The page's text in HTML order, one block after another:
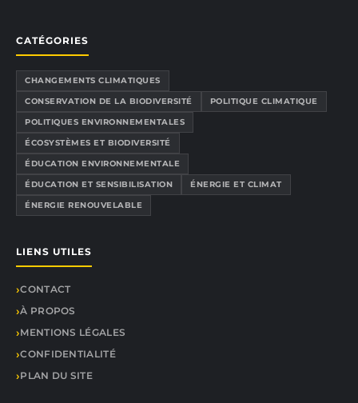
CATÉGORIES
CHANGEMENTS CLIMATIQUES
CONSERVATION DE LA BIODIVERSITÉ
POLITIQUE CLIMATIQUE
POLITIQUES ENVIRONNEMENTALES
ÉCOSYSTÈMES ET BIODIVERSITÉ
ÉDUCATION ENVIRONNEMENTALE
ÉDUCATION ET SENSIBILISATION
ÉNERGIE ET CLIMAT
ÉNERGIE RENOUVELABLE
LIENS UTILES
CONTACT
À PROPOS
MENTIONS LÉGALES
CONFIDENTIALITÉ
PLAN DU SITE